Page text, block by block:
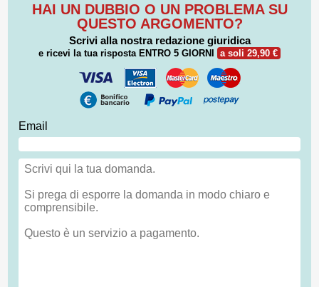
HAI UN DUBBIO O UN PROBLEMA SU
QUESTO ARGOMENTO?
Scrivi alla nostra redazione giuridica
e ricevi la tua risposta ENTRO 5 GIORNI a soli 29,90 €
Email